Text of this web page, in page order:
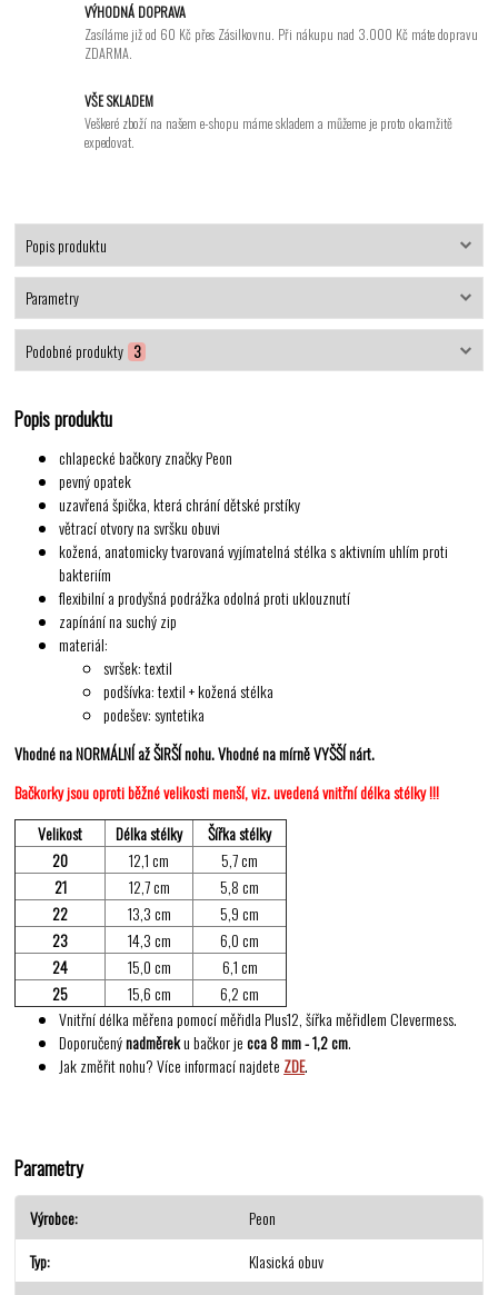
VÝHODNÁ DOPRAVA
Zasíláme již od 60 Kč přes Zásilkovnu. Při nákupu nad 3.000 Kč máte dopravu
ZDARMA.
VŠE SKLADEM
Veškeré zboží na našem e-shopu máme skladem a můžeme je proto okamžitě
expedovat.
Popis produktu
Parametry
Podobné produkty 3
Popis produktu
chlapecké bačkory značky Peon
pevný opatek
uzavřená špička, která chrání dětské prstíky
větrací otvory na svršku obuvi
kožená, anatomicky tvarovaná vyjímatelná stélka s aktivním uhlím proti
bakteriím
flexibilní a prodyšná podrážka odolná proti uklouznutí
zapínání na suchý zip
materiál:
svršek: textil
podšívka: textil + kožená stélka
podešev: syntetika
Vhodné na NORMÁLNÍ až ŠIRŠÍ nohu. Vhodné na mírně VYŠŠÍ nárt.
Bačkorky jsou oproti běžné velikosti menší, viz. uvedená vnitřní délka stélky !!!
Velikost
Délka stélky
Šířka stélky
20
12,1 cm
5,7 cm
21
12,7 cm
5,8 cm
22
13,3 cm
5,9 cm
23
14,3 cm
6,0 cm
24
15,0 cm
6,1 cm
25
15,6 cm
6,2 cm
Vnitřní délka měřena pomocí měřidla Plus12, šířka měřidlem Clevermess.
Doporučenýnadměreku bačkor jecca 8 mm - 1,2 cm.
Jak změřit nohu? Více informací najdete ZDE.
Parametry
Výrobce
Peon
Typ
Klasická obuv